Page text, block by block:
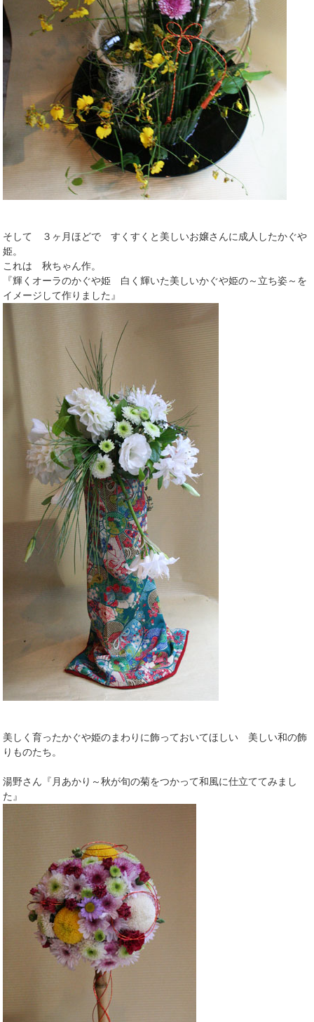
そして ３ヶ月ほどで すくすくと美しいお嬢さんに成人したかぐや
姫。
これは 秋ちゃん作。
『輝くオーラのかぐや姫 白く輝いた美しいかぐや姫の～立ち姿～を
イメージして作りました』
美しく育ったかぐや姫のまわりに飾っておいてほしい 美しい和の飾
りものたち。
湯野さん『月あかり～秋が旬の菊をつかって和風に仕立ててみまし
た』